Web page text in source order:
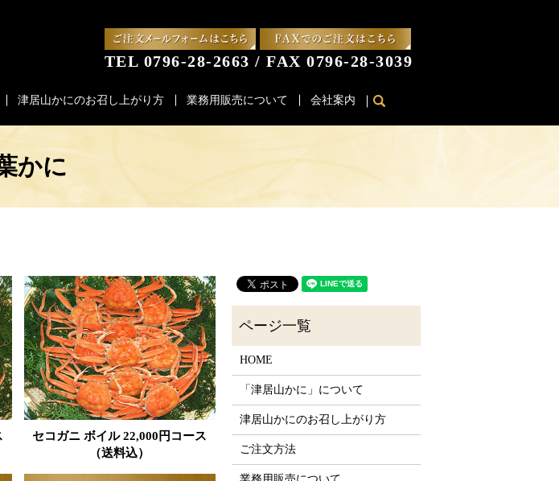
TEL 0796-28-2663 / FAX 0796-28-3039
津居山かにのお召し上がり方 業務用販売について 会社案内 search
かに
セコガニ ボイル 22,000円コース
（送料込）
HOME
「津居山かに」について
津居山かにのお召し上がり方
ご注文方法